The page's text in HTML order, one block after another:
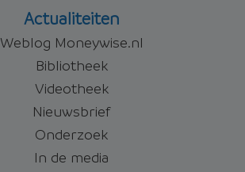
Actualiteiten
Weblog Moneywise.nl
Bibliotheek
Videotheek
Nieuwsbrief
Onderzoek
In de media